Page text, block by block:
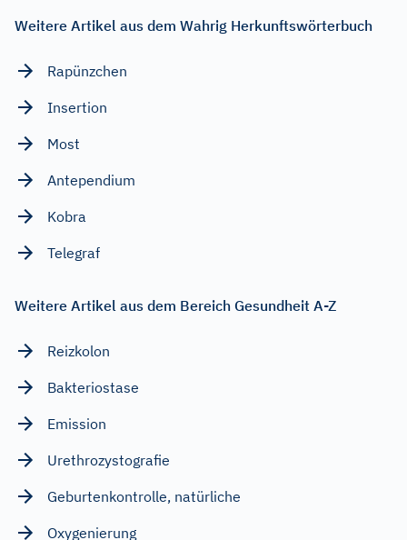
Weitere Artikel aus dem Wahrig Herkunftswörterbuch
Rapünzchen
Insertion
Most
Antependium
Kobra
Telegraf
Weitere Artikel aus dem Bereich Gesundheit A-Z
Reizkolon
Bakteriostase
Emission
Urethrozystografie
Geburtenkontrolle, natürliche
Oxygenierung